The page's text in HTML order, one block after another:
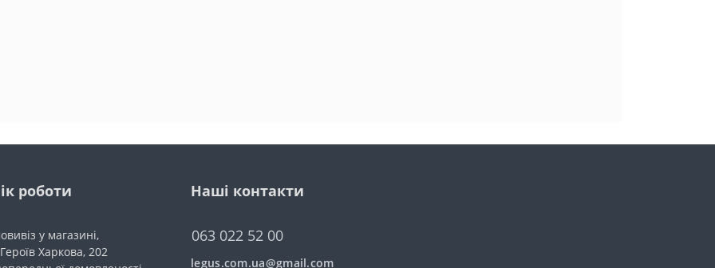
роботи
у магазині,
Харкова, 202
Наші контакти
063 022 52 00
legus.com.ua@gmail.com